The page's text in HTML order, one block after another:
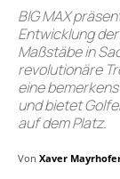
BIG MAX
Entwicklung
Maßstäbe in
revolutionäre
eine
und bietet
auf dem Platz.
Von Xaver